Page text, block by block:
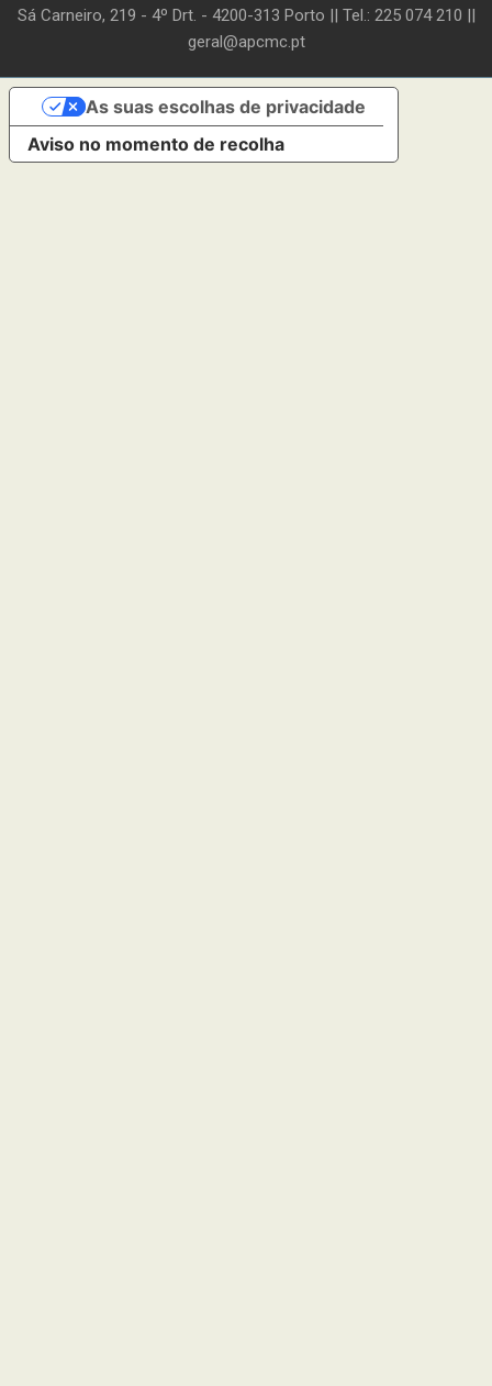
Sá Carneiro, 219 - 4º Drt. - 4200-313 Porto || Tel.: 225 074 210 ||
geral@apcmc.pt
Aviso no momento de recolha
As suas escolhas de privacidade